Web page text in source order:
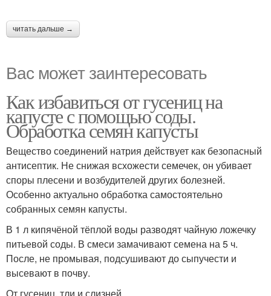
читать дальше →
Вас может заинтересовать
Как избавиться от гусениц на
капусте с помощью соды.
Обработка семян капусты
Вещество соединений натрия действует как безопасный
антисептик. Не снижая всхожести семечек, он убивает
споры плесени и возбудителей других болезней.
Особенно актуально обработка самостоятельно
собранных семян капусты.
В 1 л кипячёной тёплой воды разводят чайную ложечку
питьевой соды. В смеси замачивают семена на 5 ч.
После, не промывая, подсушивают до сыпучести и
высевают в почву.